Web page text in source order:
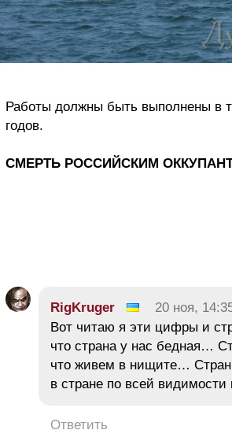
Работы должны быть выполнены в
годов.
СМЕРТЬ РОССИЙСКИМ
RigKruger 20 ноя,
Вот читаю я эти цифры и
что страна у нас бедная…
что живем в нищите…
в стране по всей
Ответить